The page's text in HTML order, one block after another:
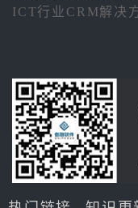
ICT行业CRM解决